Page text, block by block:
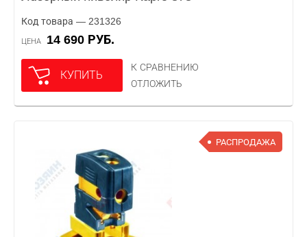
Код товара — 231326
ЦЕНА 14 690 РУБ.
КУПИТЬ
К СРАВНЕНИЮ
ОТЛОЖИТЬ
РАСПРОДАЖА